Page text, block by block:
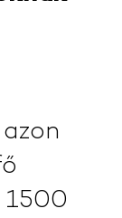
1500